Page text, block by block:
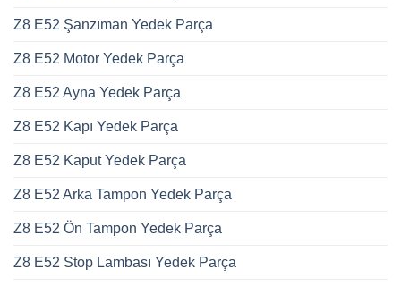
Z8 E52 Şanzıman Yedek Parça
Z8 E52 Motor Yedek Parça
Z8 E52 Ayna Yedek Parça
Z8 E52 Kapı Yedek Parça
Z8 E52 Kaput Yedek Parça
Z8 E52 Arka Tampon Yedek Parça
Z8 E52 Ön Tampon Yedek Parça
Z8 E52 Stop Lambası Yedek Parça